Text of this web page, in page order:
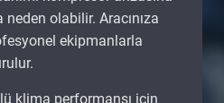
olabilir. Aracınıza
ekipmanlarla
klima performansı için